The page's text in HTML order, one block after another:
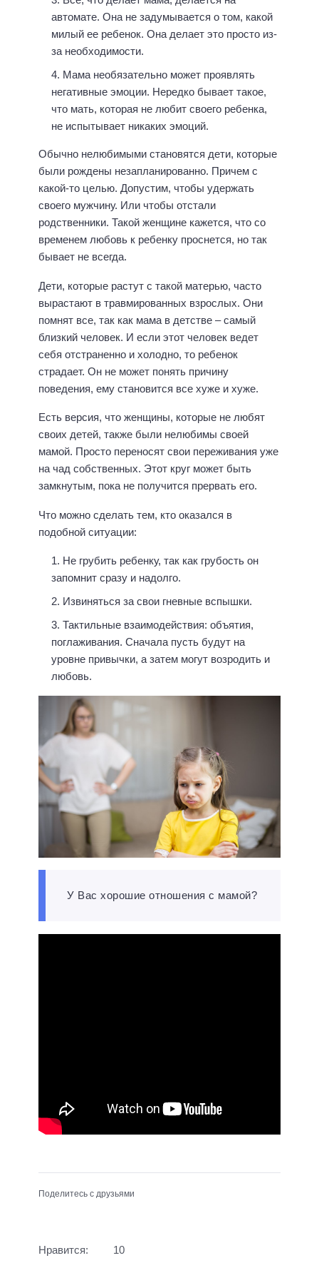
автомате. Она не задумывается о том, какой
милый ее ребенок. Она делает это просто из-
за необходимости.
Мама необязательно может проявлять
негативные эмоции. Нередко бывает такое,
что мать, которая не любит своего ребенка,
не испытывает никаких эмоций.
Обычно нелюбимыми становятся дети, которые
были рождены незапланированно. Причем с
какой-то целью. Допустим, чтобы удержать
своего мужчину. Или чтобы отстали
родственники. Такой женщине кажется, что со
временем любовь к ребенку проснется, но так
бывает не всегда.
Дети, которые растут с такой матерью, часто
вырастают в травмированных взрослых. Они
помнят все, так как мама в детстве – самый
близкий человек. И если этот человек ведет
себя отстраненно и холодно, то ребенок
страдает. Он не может понять причину
поведения, ему становится все хуже и хуже.
Есть версия, что женщины, которые не любят
своих детей, также были нелюбимы своей
мамой. Просто переносят свои переживания уже
на чад собственных. Этот круг может быть
замкнутым, пока не получится прервать его.
Что можно сделать тем, кто оказался в
подобной ситуации:
Не грубить ребенку, так как грубость он
запомнит сразу и надолго.
Извиняться за свои гневные вспышки.
Тактильные взаимодействия: объятия,
поглаживания. Сначала пусть будут на
уровне привычки, а затем могут возродить и
любовь.
У Вас хорошие отношения с мамой?
Поделитесь с друзьями
Нравится: 10